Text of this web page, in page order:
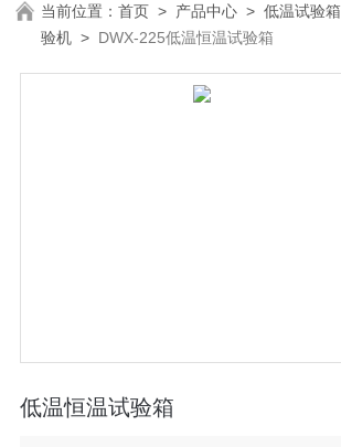
当前位置：首页 > 产品中心 >低温试验箱
验机 > DWX-225低温恒温试验箱
低温恒温试验箱